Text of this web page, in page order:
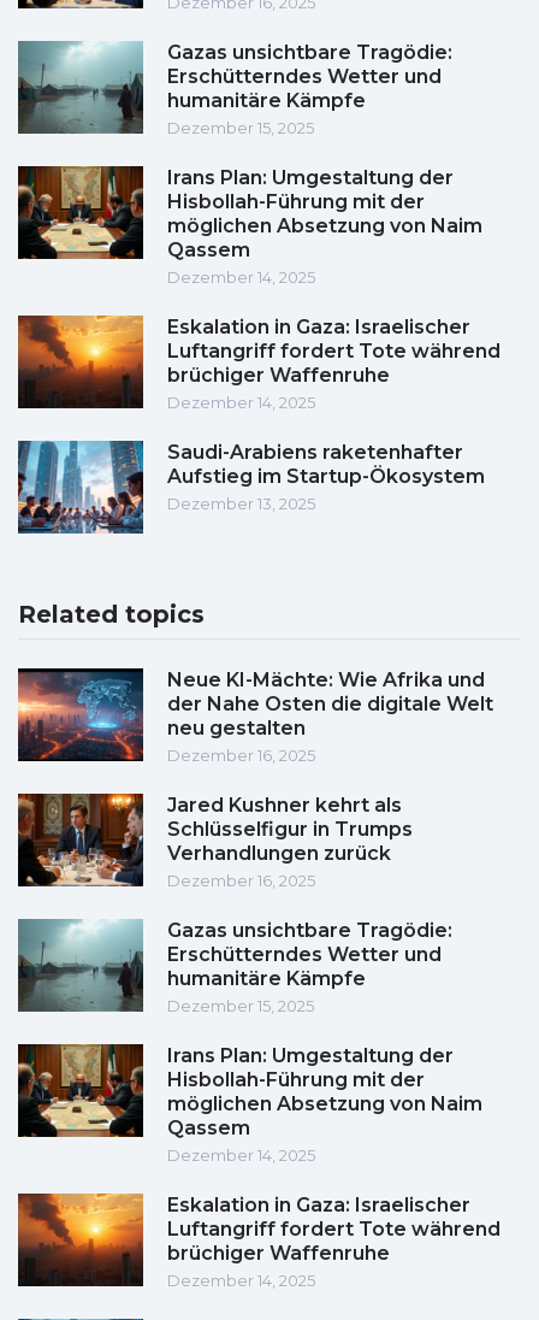
Gazas unsichtbare Tragödie:
Erschütterndes Wetter und
humanitäre Kämpfe
Dezember 15, 2025
Irans Plan: Umgestaltung der
Hisbollah-Führung mit der
möglichen Absetzung von Naim
Qassem
Dezember 14, 2025
Eskalation in Gaza: Israelischer
Luftangriff fordert Tote während
brüchiger Waffenruhe
Dezember 14, 2025
Saudi-Arabiens raketenhafter
Aufstieg im Startup-Ökosystem
Dezember 13, 2025
Related topics
Neue KI-Mächte: Wie Afrika und
der Nahe Osten die digitale Welt
neu gestalten
Dezember 16, 2025
Jared Kushner kehrt als
Schlüsselfigur in Trumps
Verhandlungen zurück
Dezember 16, 2025
Gazas unsichtbare Tragödie:
Erschütterndes Wetter und
humanitäre Kämpfe
Dezember 15, 2025
Irans Plan: Umgestaltung der
Hisbollah-Führung mit der
möglichen Absetzung von Naim
Qassem
Dezember 14, 2025
Eskalation in Gaza: Israelischer
Luftangriff fordert Tote während
brüchiger Waffenruhe
Dezember 14, 2025